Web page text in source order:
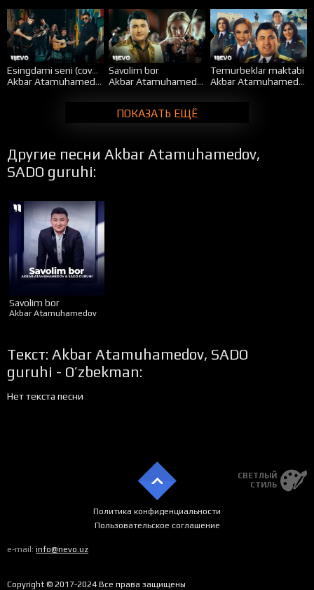
Esingdami seni (cover)
Akbar Atamuhamedov
&SADO guruhi
Savolim bor
Akbar Atamuhamedov
&SADO guruhi
Temurbeklar maktabi
Akbar Atamuhamedov
ПОКАЗАТЬ ЕЩЁ
Другие песни Akbar Atamuhamedov,
SADO guruhi:
Savolim bor
Akbar Atamuhamedov
Текст: Akbar Atamuhamedov, SADO
guruhi - O’zbekman:
Нет текста песни
СВЕТЛЫЙ
СТИЛЬ
Политика конфиденциальности
Пользовательское соглашение
e-mail: info@nevo.uz
Copyright © 2017-2024 Все права защищены